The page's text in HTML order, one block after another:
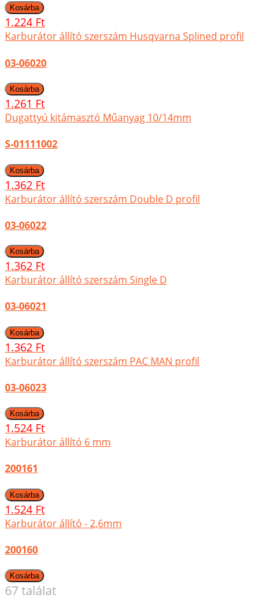
1.224 Ft
Karburátor állító szerszám Husqvarna Splined profil
03-06020
1.261 Ft
Dugattyú kitámasztó Műanyag 10/14mm
S-01111002
1.362 Ft
Karburátor állító szerszám Double D profil
03-06022
1.362 Ft
Karburátor állító szerszám Single D
03-06021
1.362 Ft
Karburátor állító szerszám PAC MAN profil
03-06023
1.524 Ft
Karburátor állító 6 mm
200161
1.524 Ft
Karburátor állító - 2,6mm
200160
67 találat